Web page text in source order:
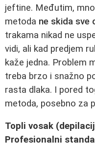
jeftine. Međutim,
metoda ne skida sve
trakama nikad ne
vidi, ali kad predjem
kaže jedna. Problem
treba brzo i snažno
rasta dlaka. I pored
metoda, posebno za
Topli vosak
Profesionalni